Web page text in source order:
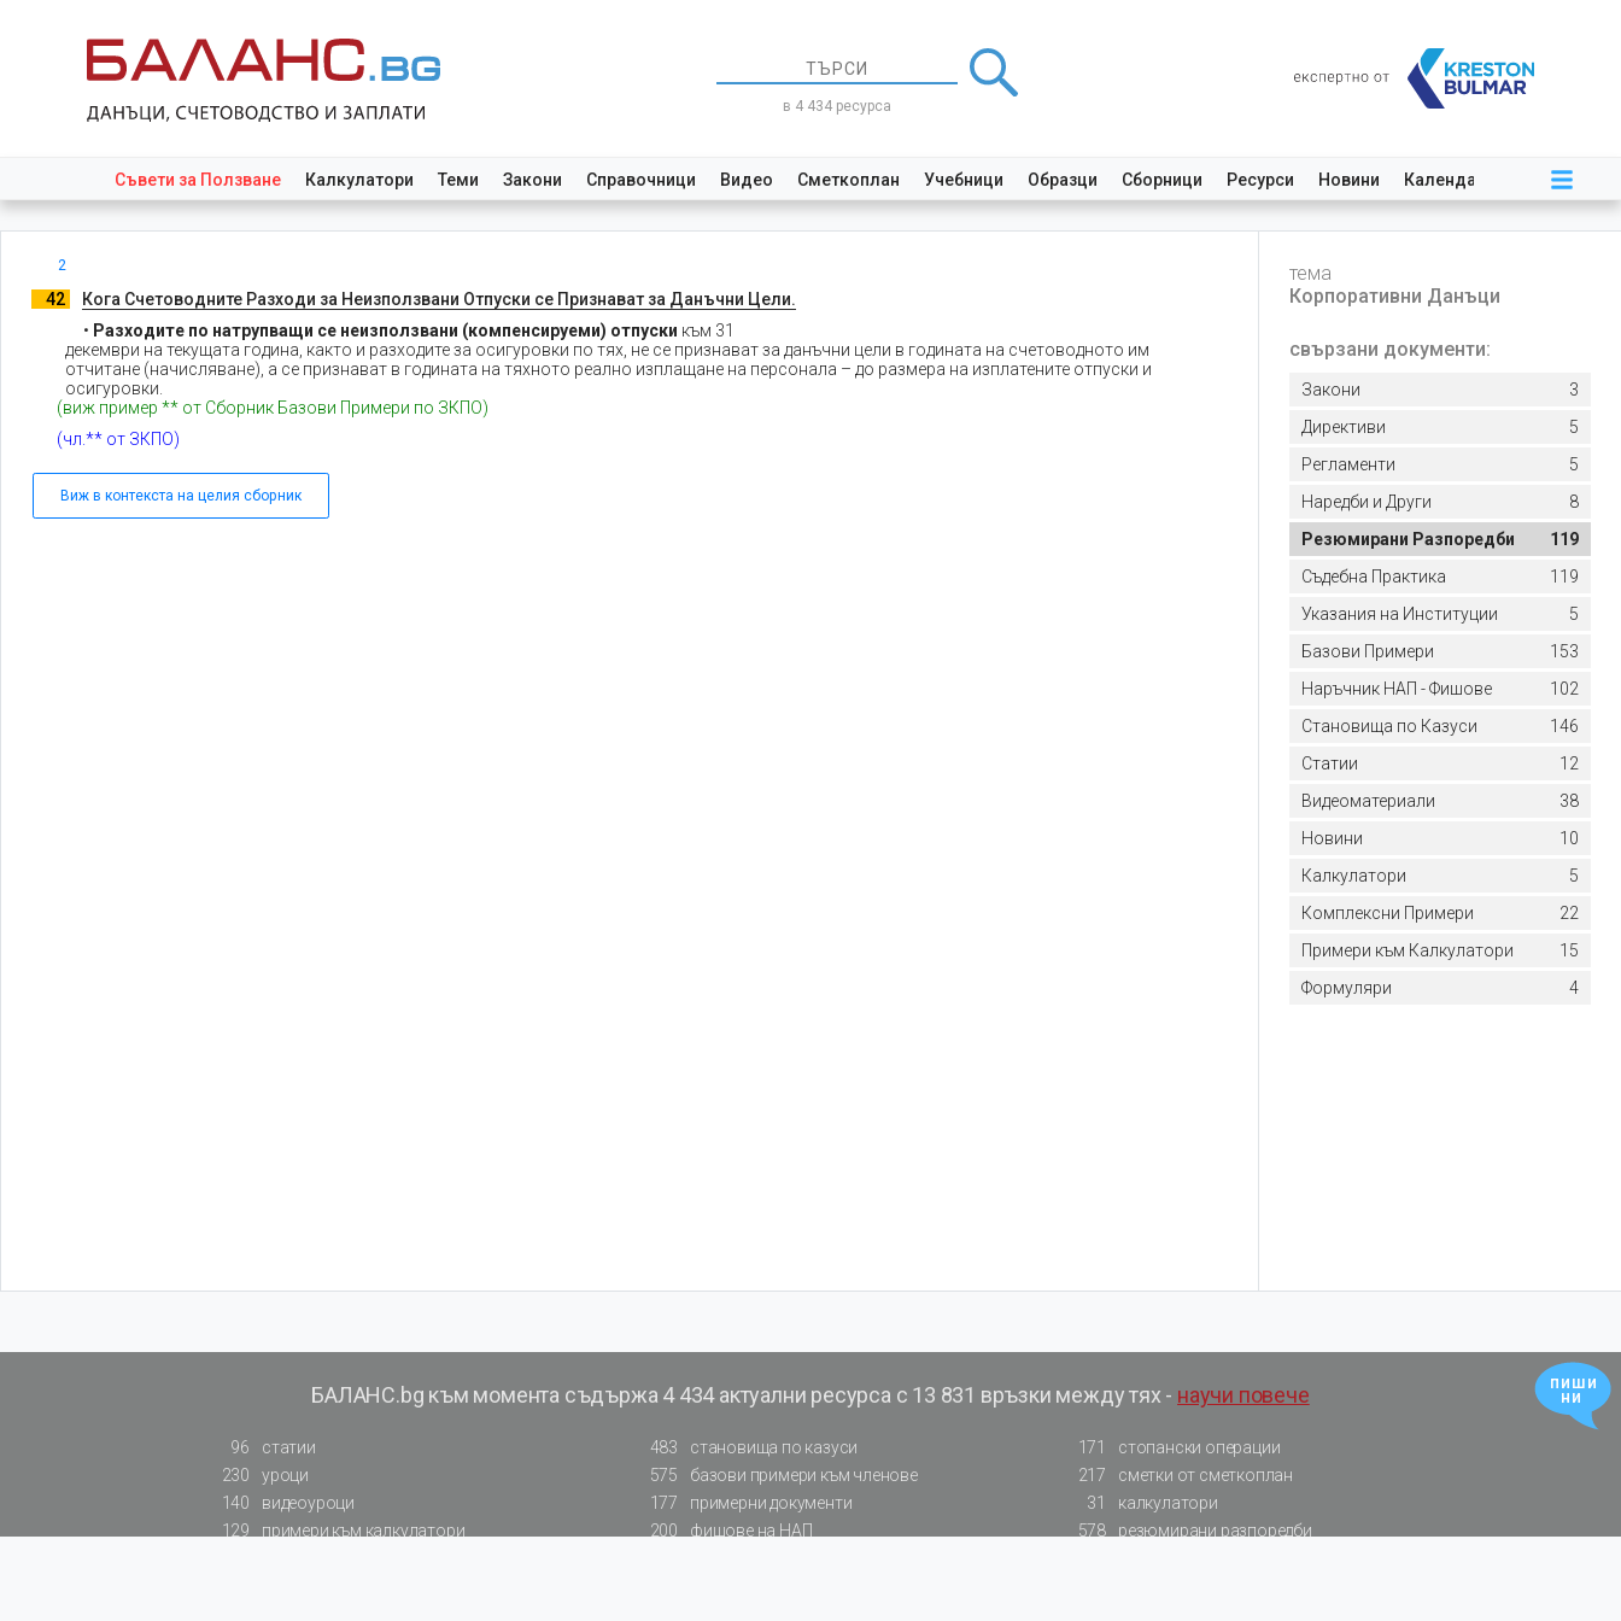
в 4 434 ресурса
Съвети за Ползване Калкулатори Теми Закони Справочници Видео Сметкоплан Учебници Образци Сборници Ресурси Новини Календар
2
42
Кога Счетоводните Разходи за Неизползвани Отпуски се Признават за Данъчни Цели.
• Разходите по натрупващи се неизползвани (компенсируеми) отпуски към 31
декември на текущата година, както и разходите за осигуровки по тях, не се признават за данъчни цели в годината на счетоводното им
отчитане (начисляване), а се признават в годината на тяхното реално изплащане на персонала – до размера на изплатените отпуски и
осигуровки.
(виж пример ** от Сборник Базови Примери по ЗКПО)
(чл.** от ЗКПО)
Виж в контекста на целия сборник
тема
Корпоративни Данъци
свързани документи:
Закони
3
Директиви
5
Регламенти
5
Наредби и Други
8
Резюмирани Разпоредби
119
Съдебна Практика
119
Указания на Институции
5
Базови Примери
153
Наръчник НАП - Фишове
102
Становища по Казуси
146
Статии
12
Видеоматериали
38
Новини
10
Калкулатори
5
Комплексни Примери
22
Примери към Калкулатори
15
Формуляри
4
БАЛАНС.bg към момента съдържа 4 434 актуални ресурса с 13 831 връзки между тях - научи повече
96 статии 483 становища по казуси 171
стопански операции
230
уроци 575 базови примери към членове 217
сметки от сметкоплан
140
видеоуроци 177 примерни документи 31
калкулатори
129
примери към калкулатори 200 фишове на НАП 578
резюмирани разпоредби
пиши
ни